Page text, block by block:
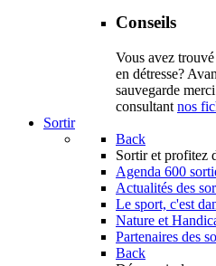
Conseils
Vous avez
en détresse?
sauvegarde
consultant nos
Sortir
Back
Sortir et profitez
Agenda 600
Actualités des
Le sport, c'est
Nature et
Partenaires des
Back